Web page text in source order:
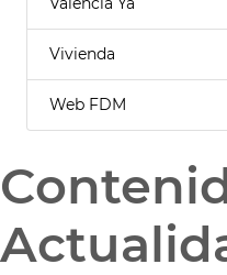
Vivienda
Web FDM